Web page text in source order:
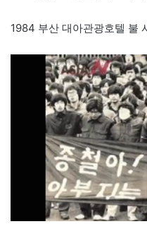
1984 부산 대아관광호텔 불